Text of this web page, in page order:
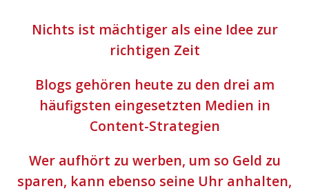
Nichts ist mächtiger als eine Idee zur
richtigen Zeit
Blogs gehören heute zu den drei am
häufigsten eingesetzten Medien in
Content-Strategien
Wer aufhört zu werben, um so Geld zu
sparen, kann ebenso seine Uhr anhalten,